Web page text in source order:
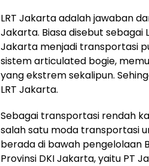
LRT Jakarta adalah jawaban
Jakarta. Biasa disebut sebagai
Jakarta menjadi transportasi
sistem articulated bogie,
yang ekstrem sekalipun.
LRT Jakarta.
Sebagai transportasi rendah
salah satu moda transportasi
berada di bawah pengelolaan
Provinsi DKI Jakarta, yaitu PT